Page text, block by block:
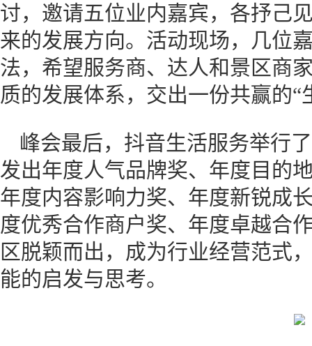
讨，邀请五位业内嘉宾，各抒己
来的发展方向。活动现场，几位
法，希望服务商、达人和景区商
质的发展体系，交出一份共赢的“
峰会最后，抖音生活服务举行
发出年度人气品牌奖、年度目的
年度内容影响力奖、年度新锐成
度优秀合作商户奖、年度卓越合
区脱颖而出，成为行业经营范式
能的启发与思考。